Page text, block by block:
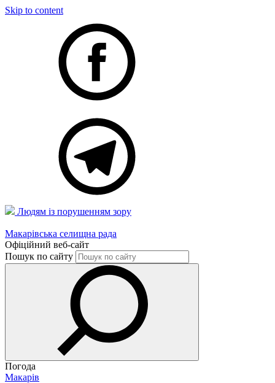
Skip to content
Людям із порушенням зору
Макарівська селищна рада
Офіційний веб-сайт
Пошук по сайту
Погода
Макарів